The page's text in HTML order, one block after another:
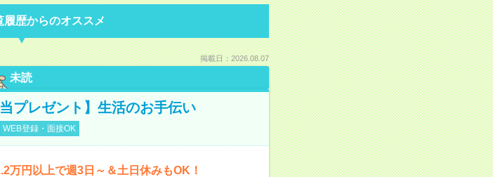
履歴からのオススメ
掲載日：2026.08.07
未読
プレゼント】生活のお手伝い
WEB登録・面接OK
円以上で週3日～＆土日休みもOK！